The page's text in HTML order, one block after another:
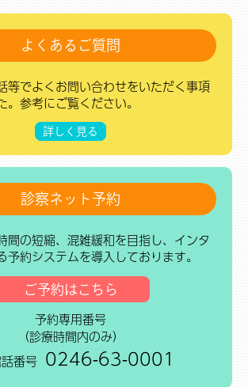
よくあるご質問
等でよくお問い合わせをいただく事項
。参考にご覧ください。
詳しく見る
診察ネット予約
間の短縮、混雑緩和を目指し、インタ
予約システムを導入しております。
ご予約はこちら
予約専用番号
（診療時間内のみ）
番号 0246-63-0001